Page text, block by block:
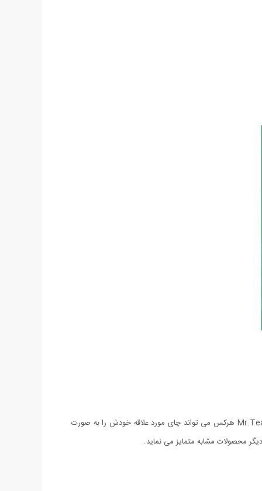
میهن استور امروز یک محصول عالی و منحصر بفرد را به شما دوستان پیشنهاد میدهد، مخصوصا برای ما ایرانی ها که همگی عاشق چای هستیم. با Mr.Tea هرکس می تواند چای مورد علاقه خودش را به صورت